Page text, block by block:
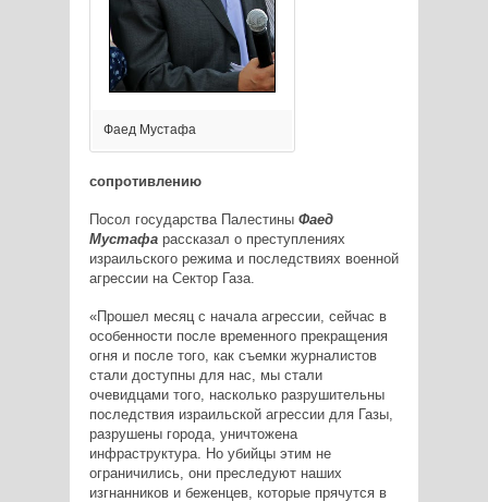
Фаед Мустафа
сопротивлению
Посол государства Палестины Фаед
Мустафарассказал о преступлениях
израильского режима и последствиях военной
агрессии на Сектор Газа.
«Прошел месяц с начала агрессии, сейчас в
особенности после временного прекращения
огня и после того, как съемки журналистов
стали доступны для нас, мы стали
очевидцами того, насколько разрушительны
последствия израильской агрессии для Газы,
разрушены города, уничтожена
инфраструктура. Но убийцы этим не
ограничились, они преследуют наших
изгнанников и беженцев, которые прячутся в